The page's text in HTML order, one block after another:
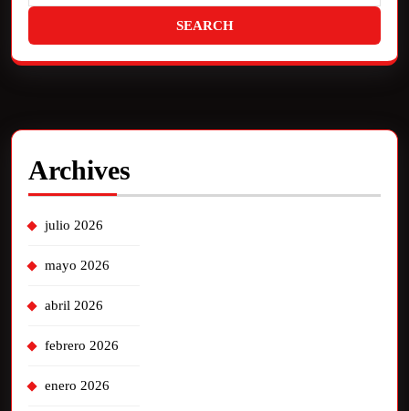
Archives
julio 2026
mayo 2026
abril 2026
febrero 2026
enero 2026